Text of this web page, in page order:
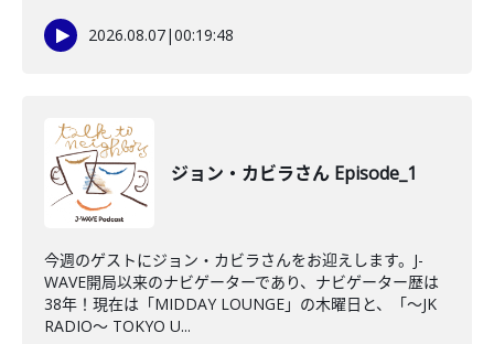
2026.08.07|00:19:48
ジョン・カビラさん Episode_1
今週のゲストにジョン・カビラさんをお迎えします。J-
WAVE開局以来のナビゲーターであり、ナビゲーター歴は
38年！現在は「MIDDAY LOUNGE」の木曜日と、「〜JK
RADIO〜 TOKYO U...